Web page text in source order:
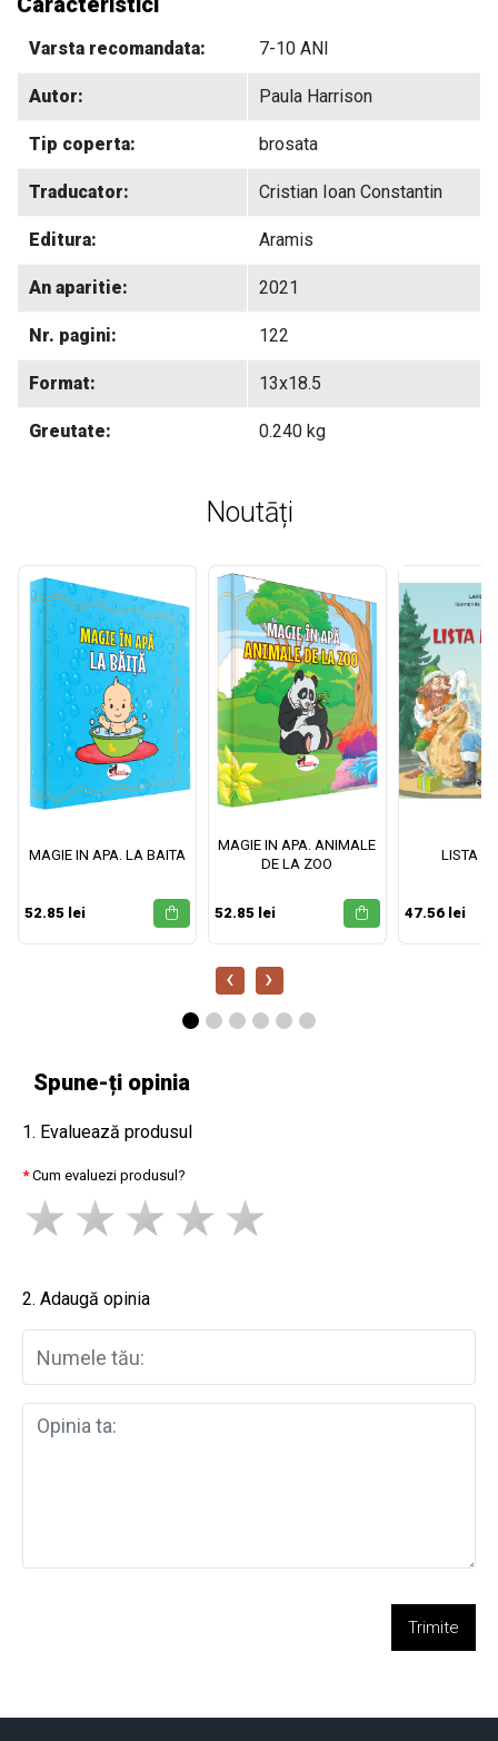
Varsta recomandata: 7-10 ANI
Autor: Paula Harrison
Tip coperta: brosata
Traducator: Cristian Ioan Constantin
Editura: Aramis
An aparitie: 2021
Nr. pagini: 122
Format: 13x18.5
Greutate: 0.240 kg
Noutāți
MAGIE IN APA. LA BAITA
52.85 lei
MAGIE IN APA. ANIMALE
DE LA ZOO
52.85 lei
LISTA
47.56 lei
‹ ›
Spune-ți opinia
1. Evaluează produsul
Cum evaluezi produsul?
2. Adaugă opinia
Trimite